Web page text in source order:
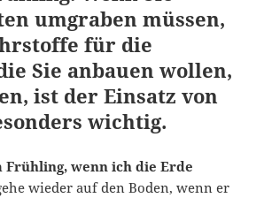
umgraben müssen,
für die
Sie anbauen wollen,
ist der Einsatz von
wichtig.
Frühling, wenn ich die Erde
wieder auf den Boden, wenn er